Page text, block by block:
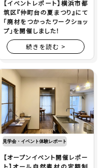
【イベントレポート】横浜市都
筑区『仲町台の夏まつり』にて
「廃材をつかったワークショッ
プ」を開催しました！
続きを読む >
見学会・イベント体験レポート
【オープンイベント開催レポー